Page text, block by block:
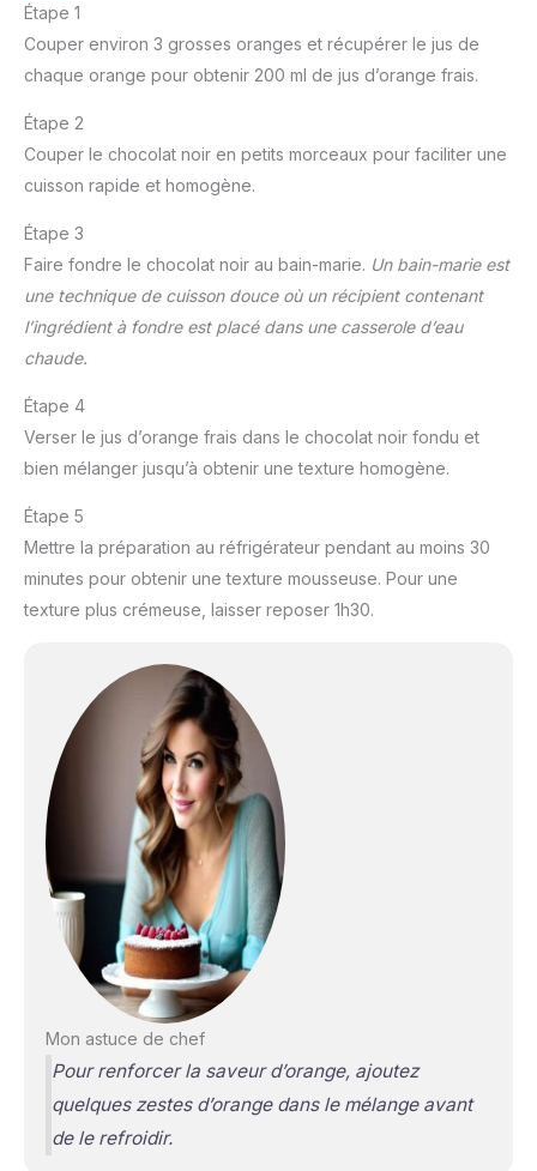
Étape 1
Couper environ 3 grosses oranges et récupérer le jus de
chaque orange pour obtenir 200 ml de jus d’orange frais.
Étape 2
Couper le chocolat noir en petits morceaux pour faciliter une
cuisson rapide et homogène.
Étape 3
Faire fondre le chocolat noir au bain-marie. Un bain-marie est
une technique de cuisson douce où un récipient contenant
l’ingrédient à fondre est placé dans une casserole d’eau
chaude.
Étape 4
Verser le jus d’orange frais dans le chocolat noir fondu et
bien mélanger jusqu’à obtenir une texture homogène.
Étape 5
Mettre la préparation au réfrigérateur pendant au moins 30
minutes pour obtenir une texture mousseuse. Pour une
texture plus crémeuse, laisser reposer 1h30.
Mon astuce de chef
Pour renforcer la saveur d’orange, ajoutez
quelques zestes d’orange dans le mélange avant
de le refroidir.